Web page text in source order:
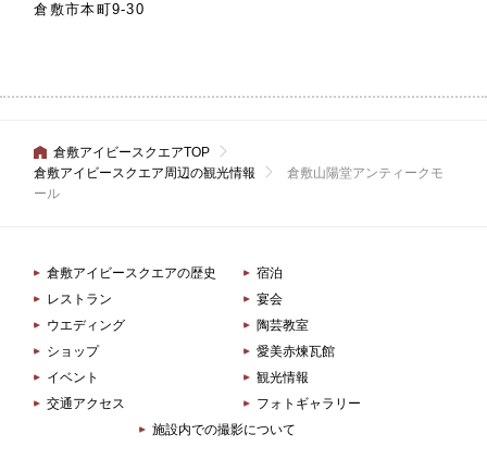
倉敷市本町9-30
倉敷アイビースクエアTOP
倉敷アイビースクエア周辺の観光情報
倉敷山陽堂アンティークモ
ール
倉敷アイビースクエアの歴史
宿泊
レストラン
宴会
ウエディング
陶芸教室
ショップ
愛美赤煉瓦館
イベント
観光情報
交通アクセス
フォトギャラリー
施設内での撮影について